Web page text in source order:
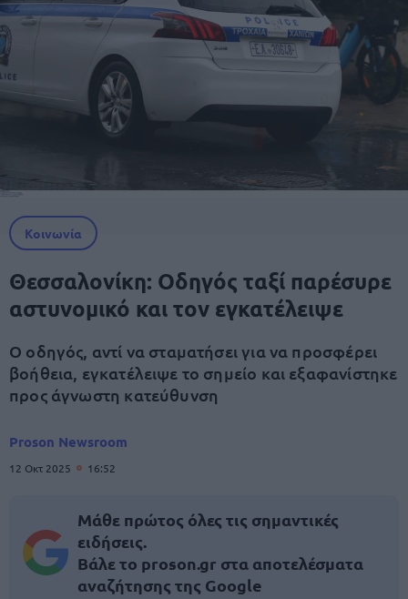
Κοινωνία
Θεσσαλονίκη: Οδηγός ταξί παρέσυρε
αστυνομικό και τον εγκατέλειψε
Ο οδηγός, αντί να σταματήσει για να προσφέρει
βοήθεια, εγκατέλειψε το σημείο και εξαφανίστηκε
προς άγνωστη κατεύθυνση
Proson Newsroom
12 Οκτ 2025 16:52
Μάθε πρώτος όλες τις σημαντικές
ειδήσεις.
Βάλε το proson.gr στα αποτελέσματα
αναζήτησης της Google